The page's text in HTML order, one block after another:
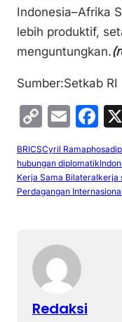
Indonesia–Afrika
lebih produktif,
menguntungkan.
Sumber:Setkab RI
C
p
y
Li
k
E
ai
l
F
c
e
BRICSCyril Ramaphosa
hubungan diplomatik
Kerja Sama Bilateralkerja
Perdagangan Internasional
Redaksi